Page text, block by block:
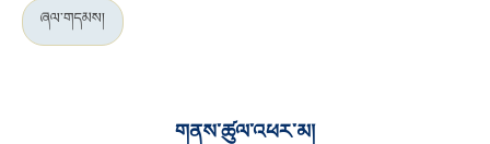
ཞལ་གདམས།
གནས་ཚུལ་འཕར་མ།